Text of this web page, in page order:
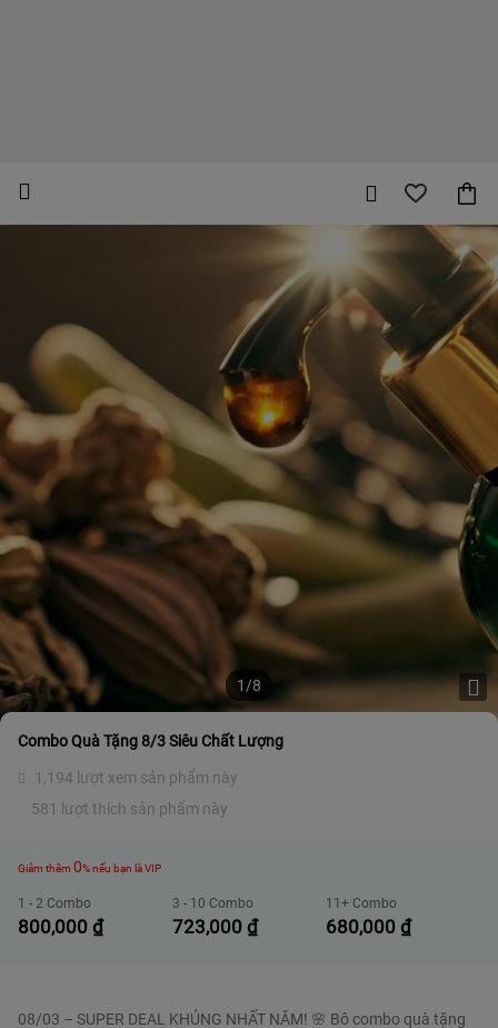
1/8
Combo Quà Tặng 8/3 Siêu Chất Lượng
1,194 lượt xem sản phẩm này
581 lượt thích sản phẩm này
Giảm thêm 0% nếu bạn là VIP
800,000 ₫
1 - 2 Combo
723,000 ₫
3 - 10 Combo
680,000₫
11+ Combo
08/03 – SUPER DEAL KHỦNG NHẤT NĂM! 🌸 Bô combo quà tặng